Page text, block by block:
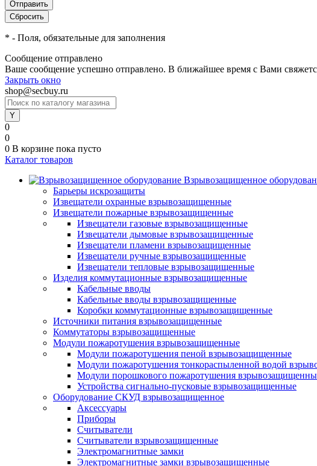
* - Поля, обязательные для заполнения
Сообщение отправлено
Ваше сообщение успешно отправлено. В ближайшее время с Вами
Закрыть окно
shop@secbuy.ru
0
0
0 В корзине пока пусто
Каталог товаров
Взрывозащищенное
Барьеры искрозащиты
Извещатели охранные взрывозащищенные
Извещатели пожарные взрывозащищенные
Извещатели газовые взрывозащищенные
Извещатели дымовые взрывозащищенные
Извещатели пламени взрывозащищенные
Извещатели ручные взрывозащищенные
Извещатели тепловые взрывозащищенные
Изделия коммутационные взрывозащищенные
Кабельные вводы
Кабельные вводы взрывозащищенные
Коробки коммутационные взрывозащищенные
Источники питания взрывозащищенные
Коммутаторы взрывозащищенные
Модули пожаротушения взрывозащищенные
Модули пожаротушения пеной взрывозащищенные
Модули пожаротушения тонкораспыленной водой
Модули порошкового пожаротушения
Устройства сигнально-пусковые взрывозащищенные
Оборудование СКУД взрывозащищенное
Аксессуары
Приборы
Считыватели
Считыватели взрывозащищенные
Электромагнитные замки
Электромагнитные замки взрывозащищенные